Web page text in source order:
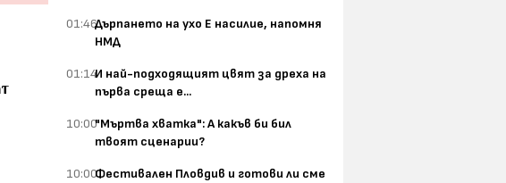
01:46Дърпането на ухо Е насилие, напомня
НМД
01:14И най-подходящият цвят за дреха на
първа среща е...
10:00"Мъртва хватка": А какъв би бил
твоят сценарии?
10:00Фестивален Пловдив и готови ли сме